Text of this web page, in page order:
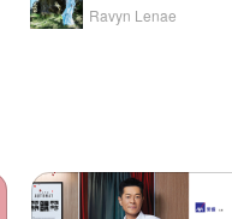
Ravyn Lenae